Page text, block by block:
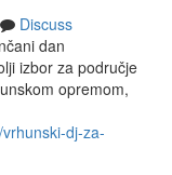
Discuss
dan
izbor za područje
opremom,
dj-za-